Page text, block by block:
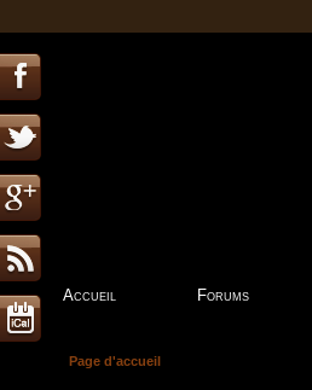
Accueil Forums
Page d'accueil